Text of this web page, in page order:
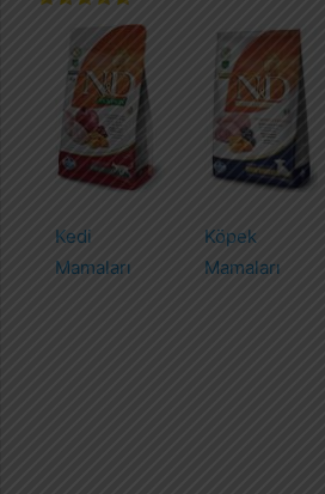
Kedi
Mamaları
Köpek
Mamaları